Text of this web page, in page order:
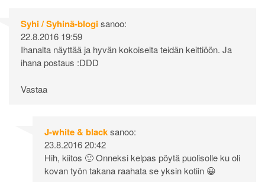
Syhi / Syhinä-blogisanoo:
22.8.2016 19:59
Ihanalta näyttää ja hyvän kokoiselta teidän keittiöön. Ja
ihana postaus :DDD
Vastaa
J-white & blacksanoo:
23.8.2016 20:42
Hih, kiitos 🙂 Onneksi kelpas pöytä puolisolle ku oli
kovan työn takana raahata se yksin kotiin 😀